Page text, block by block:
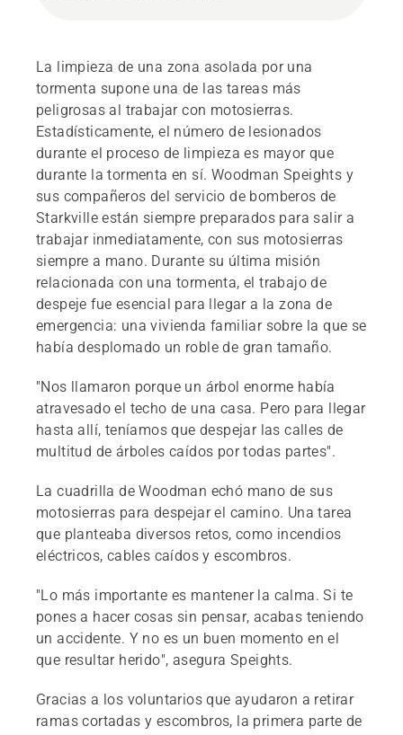
La limpieza de una zona asolada por una
tormenta supone una de las tareas más
peligrosas al trabajar con motosierras.
Estadísticamente, el número de lesionados
durante el proceso de limpieza es mayor que
durante la tormenta en sí. Woodman Speights y
sus compañeros del servicio de bomberos de
Starkville están siempre preparados para salir a
trabajar inmediatamente, con sus motosierras
siempre a mano. Durante su última misión
relacionada con una tormenta, el trabajo de
despeje fue esencial para llegar a la zona de
emergencia: una vivienda familiar sobre la que se
había desplomado un roble de gran tamaño.
"Nos llamaron porque un árbol enorme había
atravesado el techo de una casa. Pero para llegar
hasta allí, teníamos que despejar las calles de
multitud de árboles caídos por todas partes".
La cuadrilla de Woodman echó mano de sus
motosierras para despejar el camino. Una tarea
que planteaba diversos retos, como incendios
eléctricos, cables caídos y escombros.
"Lo más importante es mantener la calma. Si te
pones a hacer cosas sin pensar, acabas teniendo
un accidente. Y no es un buen momento en el
que resultar herido", asegura Speights.
Gracias a los voluntarios que ayudaron a retirar
ramas cortadas y escombros, la primera parte de